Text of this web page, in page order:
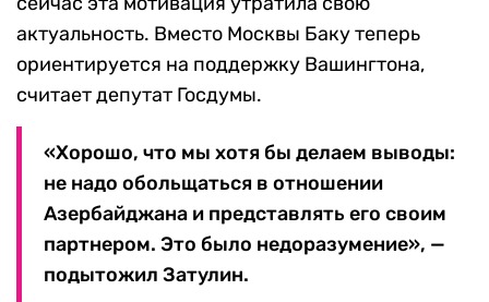
актуальность. Вместо Москвы Баку теперь
ориентируется на поддержку Вашингтона,
считает депутат Госдумы.
«Хорошо, что мы хотя бы делаем выводы:
не надо обольщаться в отношении
Азербайджана и представлять его своим
партнером. Это было недоразумение», —
подытожил Затулин.